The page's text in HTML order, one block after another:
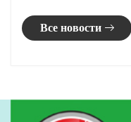
Все новости